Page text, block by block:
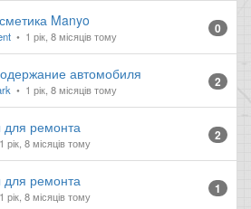
Manyo
1 рік, 8 місяців тому 0
автомобиля
1 рік, 8 місяців тому 2
для ремонта
1 рік, 8 місяців тому 2
для ремонта
1 рік, 8 місяців тому 1